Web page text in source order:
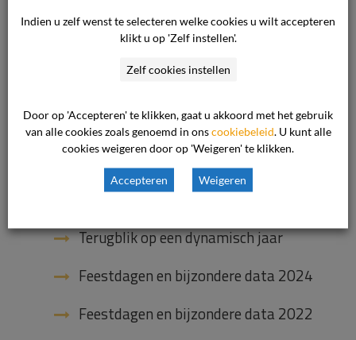
Feestdagen en bijzondere data 2026
Feestdagen en bijzondere data 2025
De Proeftuin: Juridisch Loket en De
Geschillencommissie bundelen hun
krachten
Onze nieuwe voorzitter van het
bestuur
Terugblik op een dynamisch jaar
Feestdagen en bijzondere data 2024
Feestdagen en bijzondere data 2022
Indien u zelf wenst te selecteren welke cookies u wilt accepteren
klikt u op 'Zelf instellen'.
Zelf cookies instellen
Door op 'Accepteren' te klikken, gaat u akkoord met het gebruik
van alle cookies zoals genoemd in onscookiebeleid . U kunt alle
cookies weigeren door op 'Weigeren' te klikken.
Accepteren Weigeren